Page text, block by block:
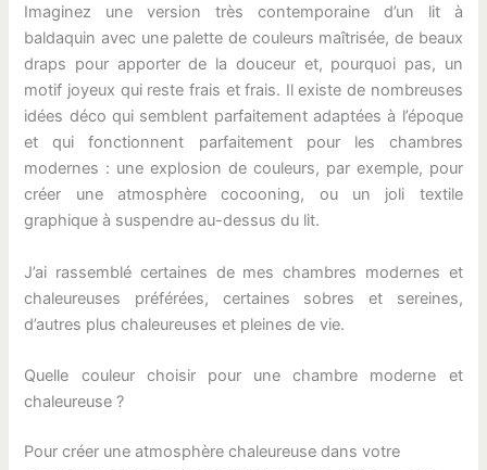
Imaginez une version très contemporaine d’un lit à
baldaquin avec une palette de couleurs maîtrisée, de beaux
draps pour apporter de la douceur et, pourquoi pas, un
motif joyeux qui reste frais et frais. Il existe de nombreuses
idées déco qui semblent parfaitement adaptées à l’époque
et qui fonctionnent parfaitement pour les chambres
modernes : une explosion de couleurs, par exemple, pour
créer une atmosphère cocooning, ou un joli textile
graphique à suspendre au-dessus du lit.
J’ai rassemblé certaines de mes chambres modernes et
chaleureuses préférées, certaines sobres et sereines,
d’autres plus chaleureuses et pleines de vie.
Quelle couleur choisir pour une chambre moderne et
chaleureuse ?
Pour créer une atmosphère chaleureuse dans votre